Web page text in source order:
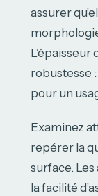
assurer
robustesse
pour un
Examinez
repérer la
surface.
la facilité